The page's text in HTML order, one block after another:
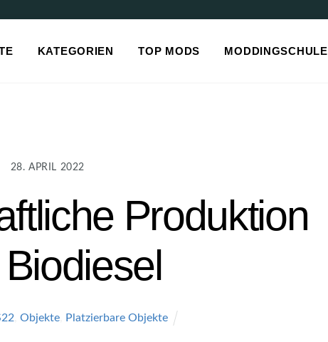
KATEGORIEN TOP MODS MODDINGSCHULE
28. APRIL 2022
Produktion
Objekte, Platzierbare Objekte